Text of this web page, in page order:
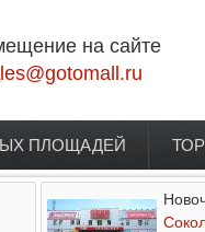
на сайте
ПЛОЩАДЕЙ